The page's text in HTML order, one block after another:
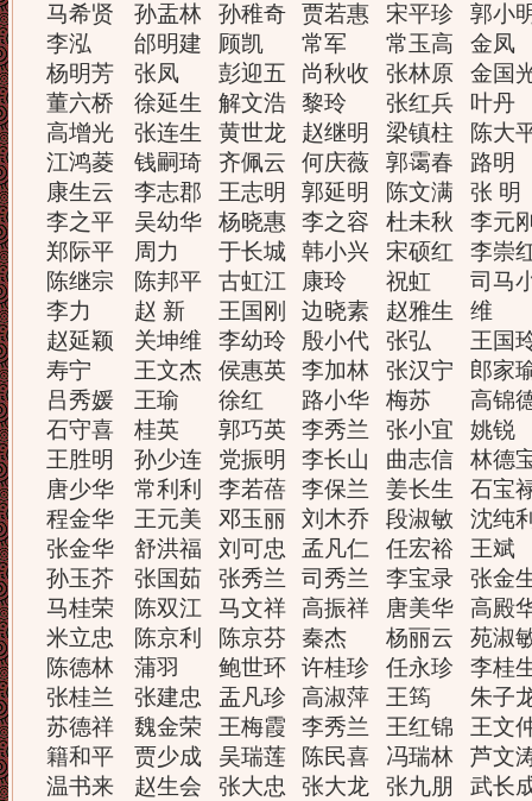
马希贤
李泓
杨明芳
董六桥
高增光
江鸿菱
康生云
李之平
郑际平
陈继宗
李力
赵延颖
寿宁
吕秀媛
石守喜
王胜明
唐少华
程金华
张金华
孙玉芥
马桂荣
米立忠
陈德林
张桂兰
苏德祥
籍和平
温书来
孙盂林
邰明建
张凤
徐延生
张连生
钱嗣琦
李志郡
吴幼华
周力
陈邦平
赵 新
关坤维
王文杰
王瑜
桂英
孙少连
常利利
王元美
舒洪福
张国茹
陈双江
陈京利
蒲羽
张建忠
魏金荣
贾少成
赵生会
孙稚奇
顾凯
彭迎五
解文浩
黄世龙
齐佩云
王志明
杨晓惠
于长城
古虹江
王国刚
李幼玲
侯惠英
徐红
郭巧英
党振明
李若蓓
邓玉丽
刘可忠
张秀兰
马文祥
陈京芬
鲍世环
盂凡珍
王梅霞
吴瑞莲
张大忠
贾若惠
常军
尚秋收
黎玲
赵继明
何庆薇
郭延明
李之容
韩小兴
康玲
边晓素
殷小代
李加林
路小华
李秀兰
李长山
李保兰
刘木乔
孟凡仁
司秀兰
高振祥
秦杰
许桂珍
高淑萍
李秀兰
陈民喜
张大龙
宋平珍
常玉高
张林原
张红兵
梁镇柱
郭霭春
陈文满
杜未秋
宋硕红
祝虹
赵雅生
张弘
张汉宁
梅苏
张小宜
曲志信
姜长生
段淑敏
任宏裕
李宝录
唐美华
杨丽云
任永珍
王筠
王红锦
冯瑞林
张九朋
郭小
金凤
金国
叶丹
陈大
路明
张 明
李元
李崇
司马
维
王国
郎家
高锦
姚锐
林德
石宝
沈纯
王斌
张金
高殿
苑淑
李桂
朱子
王文
芦文
武长